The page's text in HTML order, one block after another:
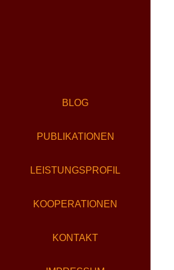
BLOG
PUBLIKATIONEN
LEISTUNGSPROFIL
KOOPERATIONEN
KONTAKT